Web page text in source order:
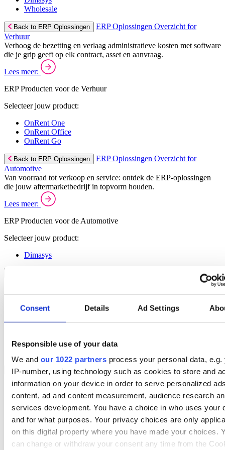
Consent Details Ad Settings
Responsible use of your data
We and our 1022 partners process your personal data, e.g.
IP-number, using technology such as cookies to store and
information on your device in order to serve personalized
content, ad and content measurement, audience research
services development. You have a choice in who uses your
and for what purposes. Your privacy choices are only
on this digital property where you have made your choices.
can change or withdraw your consent any time from the
Wholesale
Back to ERP Oplossingen
ERP Oplossingen Overzicht for
Verhuur
Verhoog de bezetting en verlaag administratieve kosten met software
die je grip geeft op elk contract, asset en aanvraag.
Lees meer:
ERP Producten voor de Verhuur
Selecteer jouw product:
OnRent One
OnRent Office
OnRent Go
Back to ERP Oplossingen
ERP Oplossingen Overzicht for
Automotive
Van voorraad tot verkoop en service: ontdek de ERP-oplossingen
die jouw aftermarketbedrijf in topvorm houden.
Lees meer:
ERP Producten voor de Automotive
Selecteer jouw product:
Dimasys
Back to Financiële Administratie
Financiële Administratie
Overzicht for Groothandel
Krijg realtime inzicht in je financiën, stroomlijn facturatie en bewaak
marges in elke vestiging.
Producten voor de Groothandel